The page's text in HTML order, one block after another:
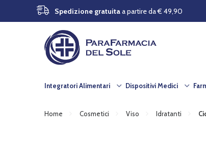
Spedizione gratuitaa partire da € 49,90
Integratori Alimentari Dispositivi Medici
Home Cosmetici Viso Idratanti